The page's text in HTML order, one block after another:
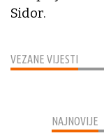
VEZANE VIJESTI
Sidor.
NAJNOVIJE